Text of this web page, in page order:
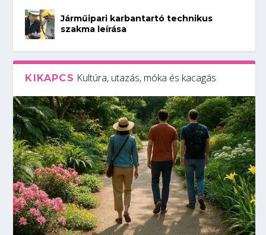
Járműipari karbantartó technikus
szakma leírása
KIKAPCS Kultúra, utazás, móka és kacagás